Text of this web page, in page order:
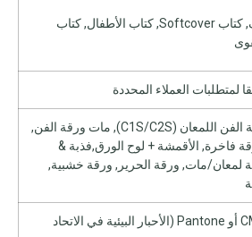
كتاب غلاف, كتاب Softcover, كتاب الأطفال, كتاب
غطاء: ورقة الفن اللمعان (C1S/C2S), مات ورقة الفن,
فاخرة, الأقمشة + لوح الورق,فذبة &
مات, ورقة الحرير, ورقة خشبية,
ألوان CMYK أو Pantone (الأحبار البيئية في الاتحاد